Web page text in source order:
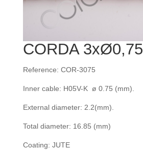
CORDA 3xØ0,75
Reference: COR-3075
Inner cable: H05V-K ø 0.75 (mm).
External diameter: 2.2(mm).
Total diameter: 16.85 (mm)
Coating: JUTE